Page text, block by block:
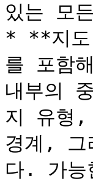
있는 모
* **지도
를 포함
내부의
지 유형,
경계, 그
다. 가능